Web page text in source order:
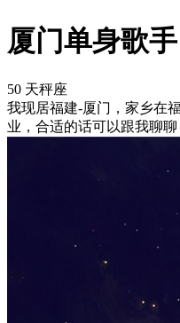
厦门单身歌手
50 天秤座
我现居福建-厦门，家乡在
业，合适的话可以跟我聊聊